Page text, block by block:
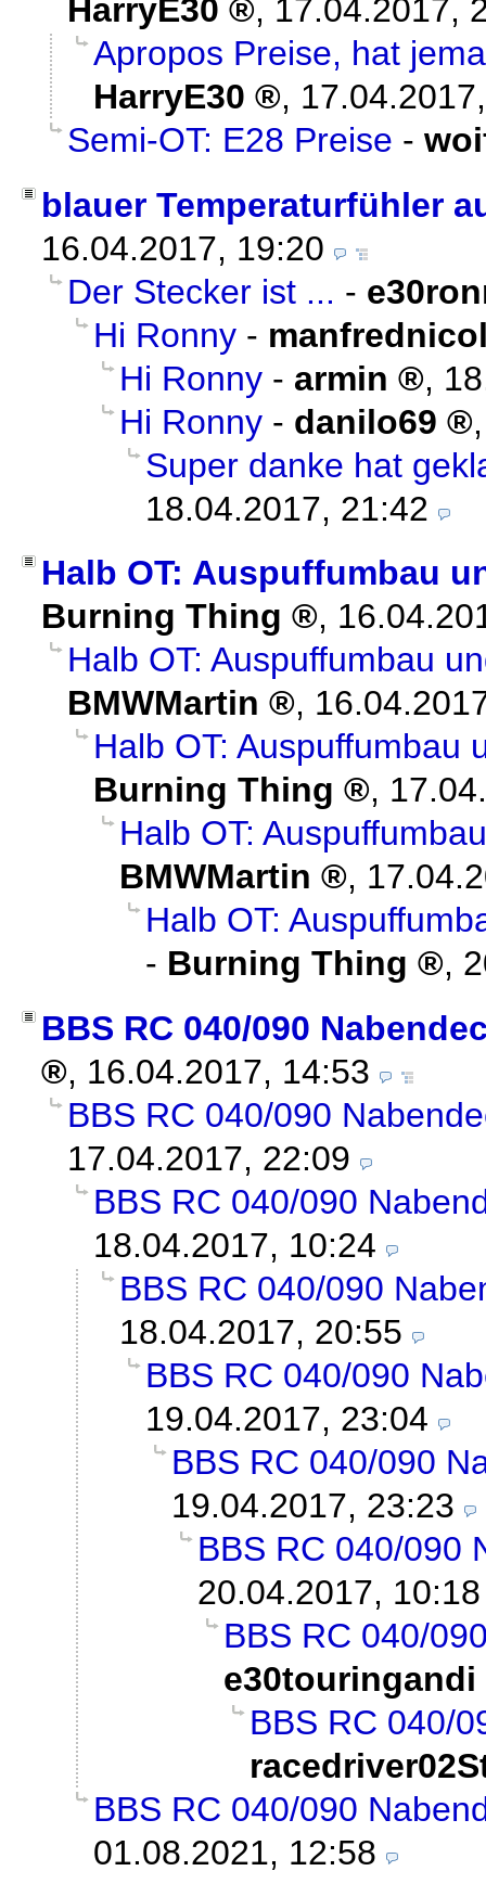
HarryE30 , 17.04.2017,
Apropos Preise, hat
HarryE30
,
Semi-OT: E28 Preise -
blauer Temperaturfühler
16.04.2017, 19:20
Der Stecker ist ... -
Hi Ronny -
Hi Ronny - armin ,
Hi Ronny - danilo69
Super danke hat
18.04.2017, 21:42
Halb OT: Auspuffumbau
Burning Thing
,
Halb OT: Auspuffumbau
BMWMartin
,
Halb OT: Auspuffumbau
Burning Thing
,
Halb OT:
BMWMartin
,
Halb OT:
- Burning Thing ,
BBS RC 040/090
, 16.04.2017, 14:53
BBS RC 040/090
17.04.2017, 22:09
BBS RC 040/090
18.04.2017, 10:24
BBS RC 040/090
18.04.2017, 20:55
BBS RC 040/090
19.04.2017, 23:04
BBS RC 040/090
19.04.2017, 23:23
BBS RC 040/090
20.04.2017, 10:18
BBS RC 040/
e30touringandi
BBS RC 040/
BBS RC 040/090
01.08.2021, 12:58